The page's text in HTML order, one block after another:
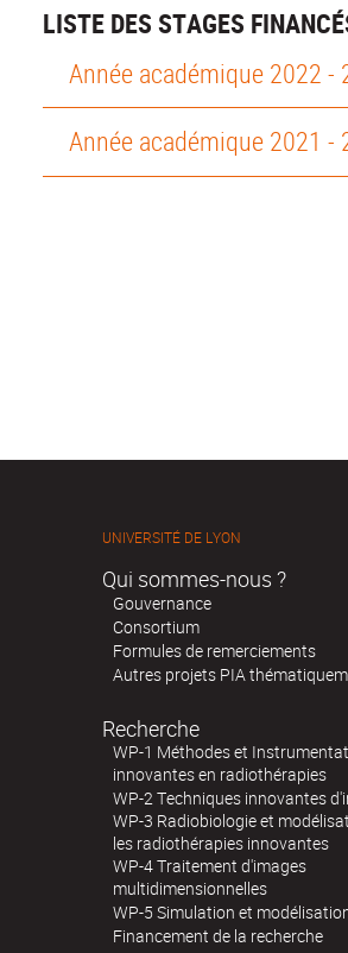
LISTE DES STAGES
Année académique 2022 -
Année académique 2021 -
UNIVERSITÉ DE LYON
Qui sommes-nous ?
Gouvernance
Consortium
Formules de remerciements
Autres projets PIA
Recherche
WP-1 Méthodes et
innovantes en radiothérapies
WP-2 Techniques innovantes
WP-3 Radiobiologie et
les radiothérapies innovantes
WP-4 Traitement d'images
multidimensionnelles
WP-5 Simulation et
Financement de la recherche